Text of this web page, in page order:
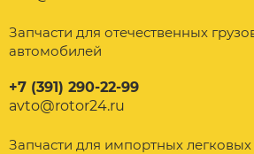
Запчасти для отечественных
автомобилей
+7 (391) 290-22-99
avto@rotor24.ru
Запчасти для импортных